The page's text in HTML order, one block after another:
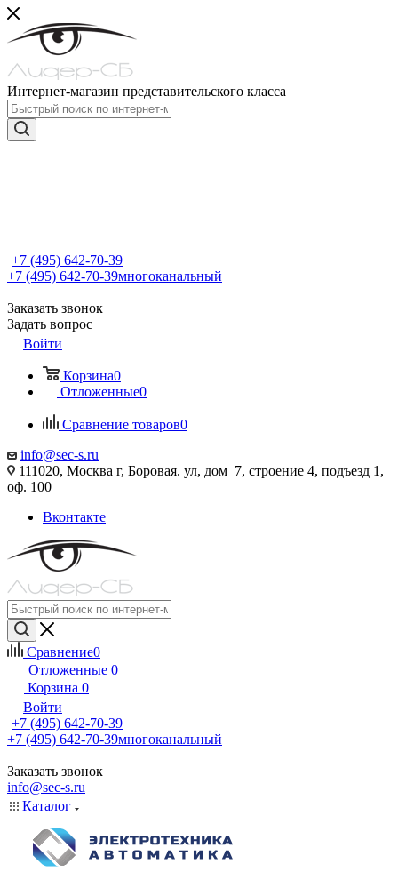
Интернет-магазин представительского класса
+7 (495) 642-70-39
+7 (495) 642-70-39многоканальный
Заказать звонок
Задать вопрос
Войти
Корзина0
Отложенные0
Сравнение товаров0
info@sec-s.ru
111020, Москва г, Боровая. ул, дом 7, строение 4, подъезд 1,
оф. 100
Вконтакте
Сравнение0
Отложенные 0
Корзина 0
Войти
+7 (495) 642-70-39
+7 (495) 642-70-39многоканальный
Заказать звонок
info@sec-s.ru
Каталог